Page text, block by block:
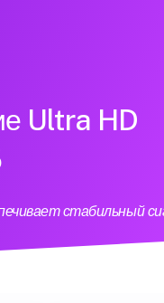
Ultra HD
стабильный